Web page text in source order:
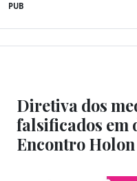
to
content
PUB
Diretiva dos
falsificados em
Encontro Holon